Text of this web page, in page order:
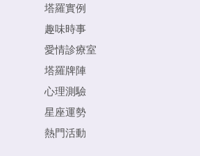
塔羅實例
趣味時事
愛情診療室
塔羅牌陣
心理測驗
星座運勢
熱門活動